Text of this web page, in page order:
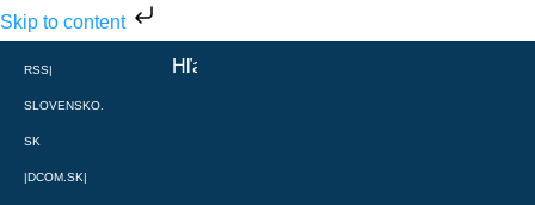
Skip to content
RSS|
SLOVENSKO.
SK
|DCOM.SK|